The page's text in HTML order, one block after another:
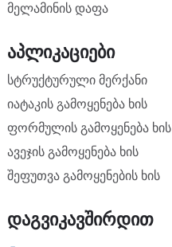
მელამინის დაფა
Აპლიკაციები
სტრუქტურული მერქანი
იატაკის გამოყენება ხის
ფორმულის გამოყენება ხის
ავეჯის გამოყენება ხის
შეფუთვა გამოყენების ხის
Დაგვიკავშირდით